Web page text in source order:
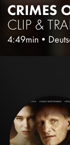
CRIMES
CLIP &
4:49min •